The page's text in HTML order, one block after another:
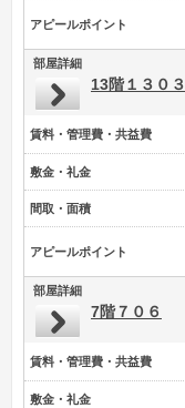
アピールポイント
部屋詳細
13階１３０３
賃料・管理費・共益費
敷金・礼金
間取・面積
アピールポイント
部屋詳細
7階７０６
賃料・管理費・共益費
敷金・礼金